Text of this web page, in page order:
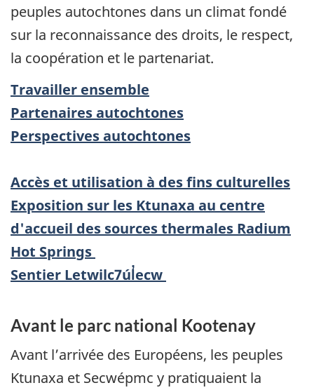
peuples autochtones dans un climat fondé
sur la reconnaissance des droits, le respect,
la coopération et le partenariat.
Travailler ensemble
Partenaires autochtones
Perspectives autochtones
Accès et utilisation à des fins culturelles
Exposition sur les Ktunaxa au centre
d'accueil des sources thermales Radium
Hot Springs
Sentier Letwilc7úl̓ecw
Avant le parc national Kootenay
Avant l’arrivée des Européens, les peuples
Ktunaxa et Secwépmc y pratiquaient la